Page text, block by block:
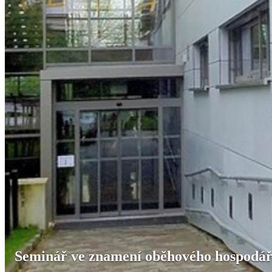
Seminář ve znamení oběhového